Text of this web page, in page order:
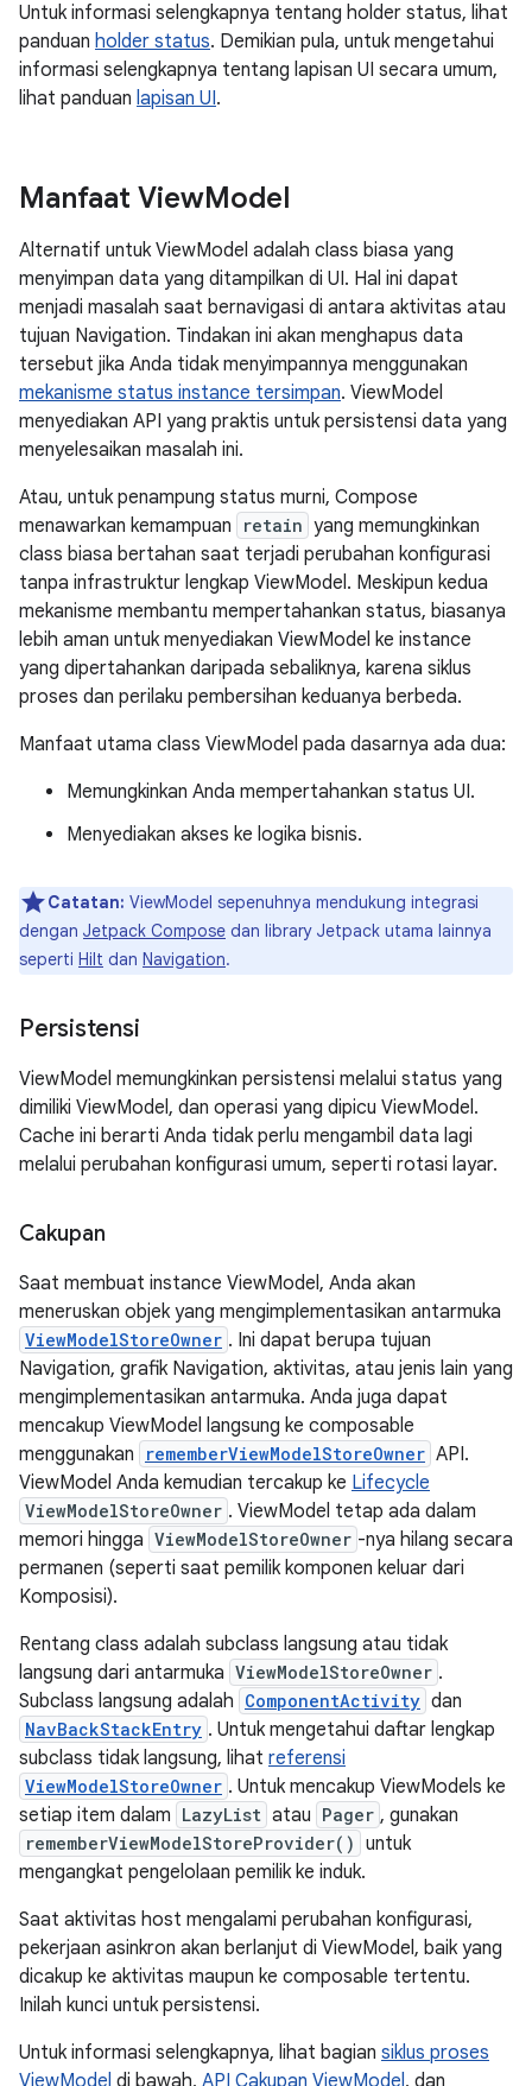
Untuk informasi selengkapnya tentang holder status, lihat
panduan holder status. Demikian pula, untuk mengetahui
informasi selengkapnya tentang lapisan UI secara umum,
lihat panduan lapisan UI.
Manfaat ViewModel
Alternatif untuk ViewModel adalah class biasa yang
menyimpan data yang ditampilkan di UI. Hal ini dapat
menjadi masalah saat bernavigasi di antara aktivitas atau
tujuan Navigation. Tindakan ini akan menghapus data
tersebut jika Anda tidak menyimpannya menggunakan
mekanisme status instance tersimpan. ViewModel
menyediakan API yang praktis untuk persistensi data yang
menyelesaikan masalah ini.
Atau, untuk penampung status murni, Compose
menawarkan kemampuan
retain yang memungkinkan
class biasa bertahan saat terjadi perubahan konfigurasi
tanpa infrastruktur lengkap ViewModel. Meskipun kedua
mekanisme membantu mempertahankan status, biasanya
lebih aman untuk menyediakan ViewModel ke instance
yang dipertahankan daripada sebaliknya, karena siklus
proses dan perilaku pembersihan keduanya berbeda.
Manfaat utama class ViewModel pada dasarnya ada dua:
Memungkinkan Anda mempertahankan status UI.
Menyediakan akses ke logika bisnis.
Catatan: ViewModel sepenuhnya mendukung integrasi
dengan Jetpack Compose dan library Jetpack utama lainnya
seperti Hilt dan Navigation.
Persistensi
ViewModel memungkinkan persistensi melalui status yang
dimiliki ViewModel, dan operasi yang dipicu ViewModel.
Cache ini berarti Anda tidak perlu mengambil data lagi
melalui perubahan konfigurasi umum, seperti rotasi layar.
Cakupan
Saat membuat instance ViewModel, Anda akan
meneruskan objek yang mengimplementasikan antarmuka
ViewModelStoreOwner . Ini dapat berupa tujuan
Navigation, grafik Navigation, aktivitas, atau jenis lain yang
mengimplementasikan antarmuka. Anda juga dapat
mencakup ViewModel langsung ke composable
menggunakan
rememberViewModelStoreOwner API.
ViewModel Anda kemudian tercakup ke Lifecycle
ViewModelStoreOwner . ViewModel tetap ada dalam
memori hingga ViewModelStoreOwner -nya hilang secara
permanen (seperti saat pemilik komponen keluar dari
Komposisi).
Rentang class adalah subclass langsung atau tidak
langsung dari antarmuka ViewModelStoreOwner .
Subclass langsung adalah ComponentActivity dan
NavBackStackEntry . Untuk mengetahui daftar lengkap
subclass tidak langsung, lihat referensi
ViewModelStoreOwner . Untuk mencakup ViewModels ke
setiap item dalam LazyList atau Pager , gunakan
rememberViewModelStoreProvider() untuk
mengangkat pengelolaan pemilik ke induk.
Saat aktivitas host mengalami perubahan konfigurasi,
pekerjaan asinkron akan berlanjut di ViewModel, baik yang
dicakup ke aktivitas maupun ke composable tertentu.
Inilah kunci untuk persistensi.
Untuk informasi selengkapnya, lihat bagian siklus proses
ViewModel di bawah, API Cakupan ViewModel , dan